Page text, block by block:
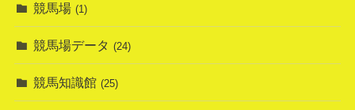
競馬場 (1)
競馬場データ (24)
競馬知識館 (25)